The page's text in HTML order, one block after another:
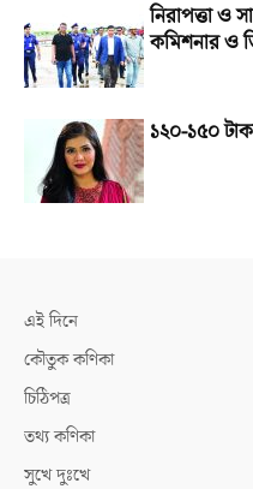
নিরাপত্তা ও
কমিশনার ও
১২০-১৫০
এই দিনে
কৌতুক কণিকা
চিঠিপত্র
তথ্য কণিকা
সুখে দুঃখে